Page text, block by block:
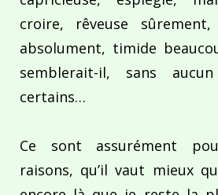
croire, rêveuse sûrement,
absolument, timide
semblerait-il, sans
certains…
Ce sont assurément
raisons, qu’il vaut mieux